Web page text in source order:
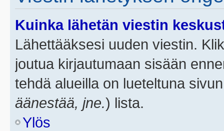
Kuinka lähetän viestin
Lähettääksesi uuden viestin.
joutua kirjautumaan sisään
tehdä alueilla on lueteltuna
äänestää, jne.) lista.
Ylös